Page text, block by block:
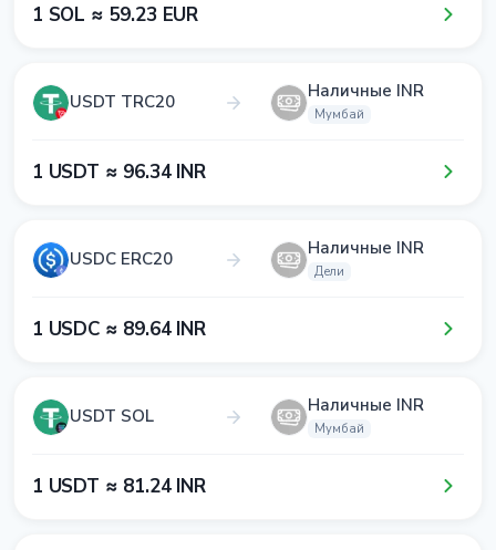
1​ SOL ≈ 5​9​.2​3​ EUR
USDT TRC20 Наличные INR
Мумбай
1​ USDT ≈ 9​6​.3​4​ INR
USDC ERC20 Наличные INR
Дели
1​ USDC ≈ 8​9​.6​4​ INR
USDT SOL Наличные INR
Мумбай
1​ USDT ≈ 8​1​.2​4​ INR